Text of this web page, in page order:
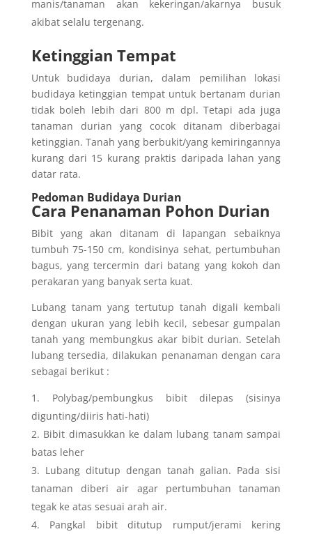
manis/tanaman akan kekeringan/akarnya busuk
akibat selalu tergenang.
Ketinggian Tempat
Untuk budidaya durian, dalam pemilihan lokasi
budidaya ketinggian tempat untuk bertanam durian
tidak boleh lebih dari 800 m dpl. Tetapi ada juga
tanaman durian yang cocok ditanam diberbagai
ketinggian. Tanah yang berbukit/yang kemiringannya
kurang dari 15 kurang praktis daripada lahan yang
datar rata.
Pedoman Budidaya Durian
Cara Penanaman Pohon Durian
Bibit yang akan ditanam di lapangan sebaiknya
tumbuh 75-150 cm, kondisinya sehat, pertumbuhan
bagus, yang tercermin dari batang yang kokoh dan
perakaran yang banyak serta kuat.
Lubang tanam yang tertutup tanah digali kembali
dengan ukuran yang lebih kecil, sebesar gumpalan
tanah yang membungkus akar bibit durian. Setelah
lubang tersedia, dilakukan penanaman dengan cara
sebagai berikut :
Polybag/pembungkus bibit dilepas (sisinya
digunting/diiris hati-hati)
Bibit dimasukkan ke dalam lubang tanam sampai
batas leher
Lubang ditutup dengan tanah galian. Pada sisi
tanaman diberi air agar pertumbuhan tanaman
tegak ke atas sesuai arah air.
Pangkal bibit ditutup rumput/jerami kering